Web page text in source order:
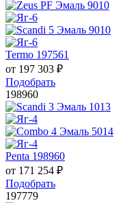
Termo 197561
от 197 303 ₽
Подобрать
198960
Penta 198960
от 171 254 ₽
Подобрать
197779